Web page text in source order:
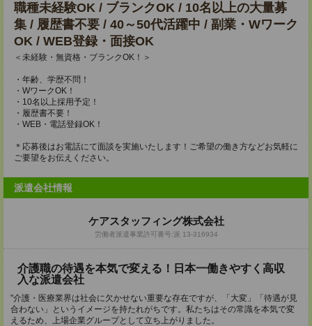
職種未経験OK / ブランクOK / 10名以上の大量募
集 / 履歴書不要 / 40～50代活躍中 / 副業・Wワーク
OK / WEB登録・面接OK
＜未経験・無資格・ブランクOK！＞
・年齢、学歴不問！
・WワークOK！
・10名以上採用予定！
・履歴書不要！
・WEB・電話登録OK！
＊応募後はお電話にて面談を実施いたします！ご希望の働き方などお気軽に
ご要望をお伝えください。
派遣会社情報
ケアスタッフィング株式会社
労働者派遣事業許可番号:派 13-316934
介護職の待遇を本気で変える！日本一働きやすく高収
入な派遣会社
"介護・医療業界は社会に欠かせない重要な存在ですが、「大変」「待遇が見
合わない」というイメージを持たれがちです。私たちはその常識を本気で変
えるため、上場企業グループとして立ち上がりました。